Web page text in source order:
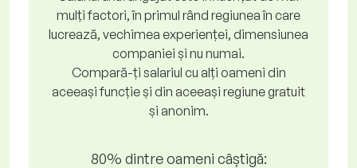
mulți factori, în primul rând regiunea în care
lucrează, vechimea experienței, dimensiunea
companiei și nu numai.
Compară-ți salariul cu alți oameni din
aceeași funcție și din aceeași regiune gratuit
și anonim.
80% dintre oameni câștigă: